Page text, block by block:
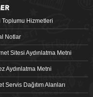
Toplumu Hizmetleri
Notlar
Sitesi Aydınlatma Metni
Aydınlatma Metni
Servis Dağıtım Alanları